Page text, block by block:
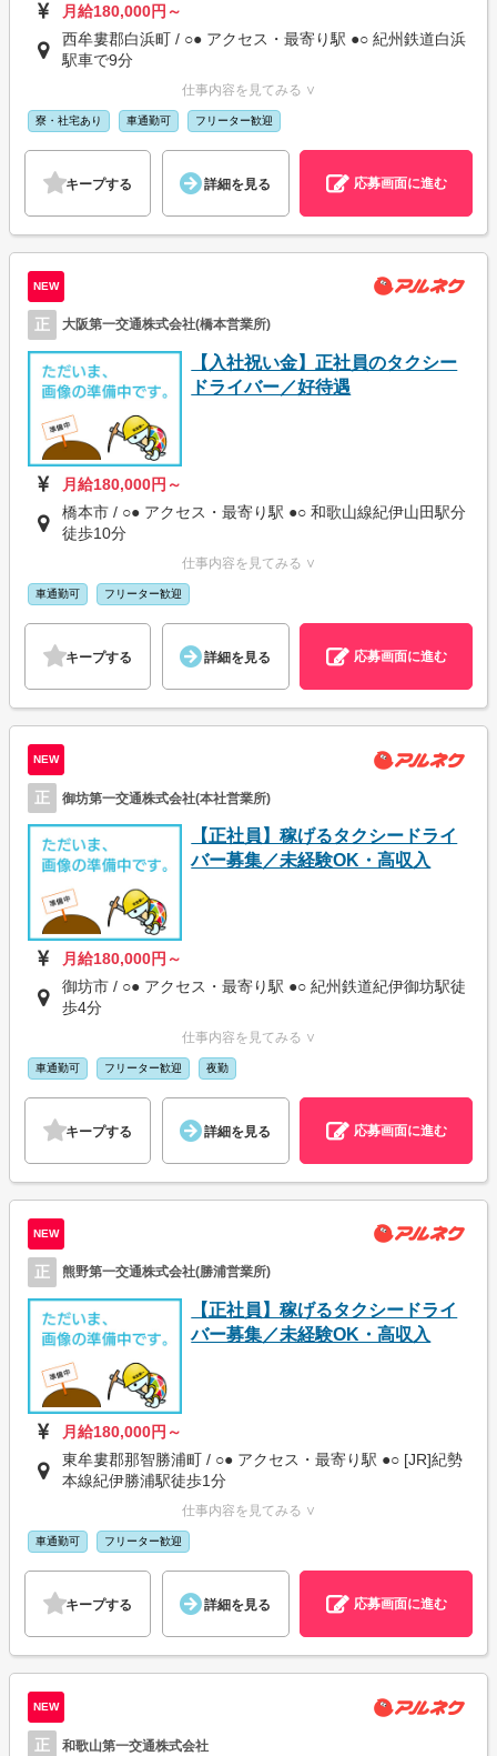
月給180,000円～
西牟婁郡白浜町 / ○● アクセス・最寄り駅 ●○ 紀州鉄道白浜
駅車で9分
仕事内容を見てみる ∨
寮・社宅あり 車通勤可 フリーター歓迎
キープする 詳細を見る 応募画面に進む
NEW
正 大阪第一交通株式会社(橋本営業所)
【入社祝い金】正社員のタクシー
ドライバー／好待遇
月給180,000円～
橋本市 / ○● アクセス・最寄り駅 ●○ 和歌山線紀伊山田駅分
徒歩10分
仕事内容を見てみる ∨
車通勤可 フリーター歓迎
キープする 詳細を見る 応募画面に進む
NEW
正 御坊第一交通株式会社(本社営業所)
【正社員】稼げるタクシードライ
バー募集／未経験OK・高収入
月給180,000円～
御坊市 / ○● アクセス・最寄り駅 ●○ 紀州鉄道紀伊御坊駅徒
歩4分
仕事内容を見てみる ∨
車通勤可 フリーター歓迎 夜勤
キープする 詳細を見る 応募画面に進む
NEW
正 熊野第一交通株式会社(勝浦営業所)
【正社員】稼げるタクシードライ
バー募集／未経験OK・高収入
月給180,000円～
東牟婁郡那智勝浦町 / ○● アクセス・最寄り駅 ●○ [JR]紀勢
本線紀伊勝浦駅徒歩1分
仕事内容を見てみる ∨
車通勤可 フリーター歓迎
キープする 詳細を見る 応募画面に進む
NEW
正 和歌山第一交通株式会社